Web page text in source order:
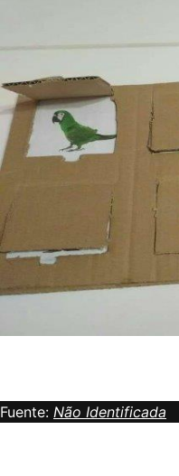
Fuente: Não Identificada